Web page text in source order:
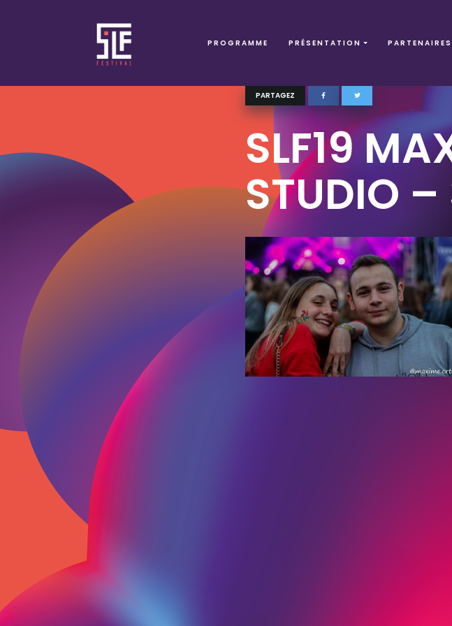
PROGRAMME PRÉSENTATION PARTENAIRES
PARTAGEZ
SLF19
STUDIO